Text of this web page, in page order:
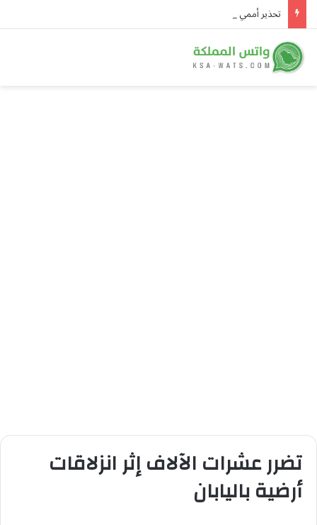
تحذير أممي عاجل من إيبولا في الكونغو.. 3,874 إصابة و1,751 وفاة
تضرر عشرات الآلاف إثر انزلاقات
أرضية باليابان